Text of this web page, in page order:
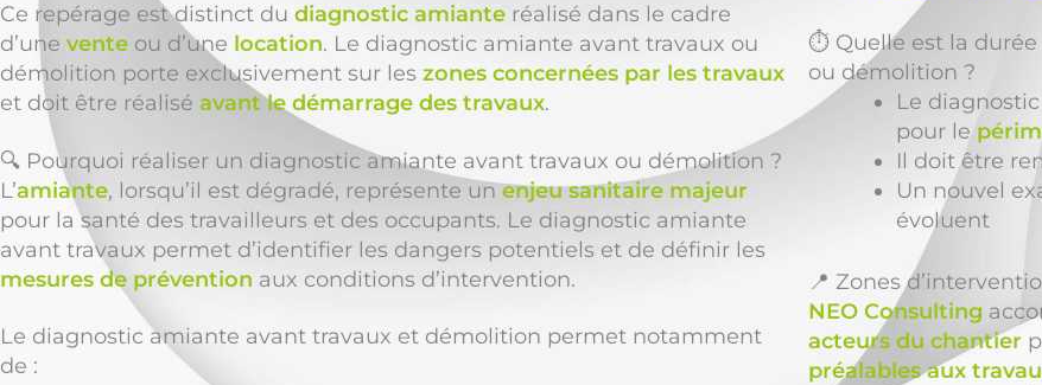
Ce repérage est distinct du diagnostic amiante réalisé dans le cadre
d’une vente ou d’une location. Le diagnostic amiante avant travaux ou
démolition porte exclusivement sur les zones concernées par les travaux
et doit être réalisé avant le démarrage des travaux.
🔍 Pourquoi réaliser un diagnostic amiante avant travaux ou démolition ?
L’amiante, lorsqu’il est dégradé, représente unenjeu sanitaire majeur
pour la santé des travailleurs et des occupants. Le diagnostic amiante
avant travaux permet d’identifier les dangers potentiels et de définir les
mesures de prévention aux conditions d’intervention.
Le diagnostic amiante avant travaux et démolition permet notamment
de :
⏱️ Quelle est la
ou démolition ?
Le
pour le
Il doit être
Un nouvel
évoluent
📍 Zones
NEO Consulting
acteurs du chantier
préalables aux